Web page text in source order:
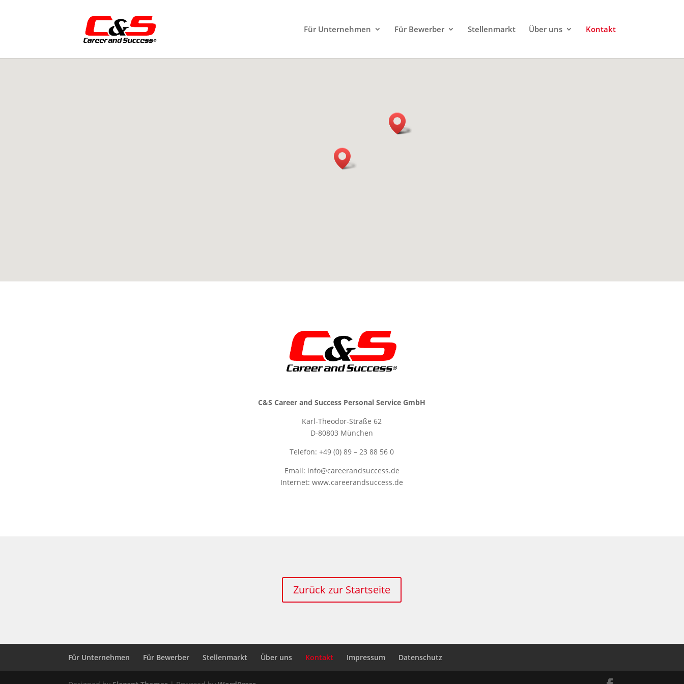
Für Unternehmen Für Bewerber Stellenmarkt Über uns Kontakt
C&S Career and Success Personal Service GmbH
Karl-Theodor-Straße 62
D-80803 München
Telefon: +49 (0) 89 – 23 88 56 0
Email: info@careerandsuccess.de
Internet: www.careerandsuccess.de
Zurück zur Startseite
Für Unternehmen Für Bewerber Stellenmarkt Über uns Kontakt Impressum Datenschutz